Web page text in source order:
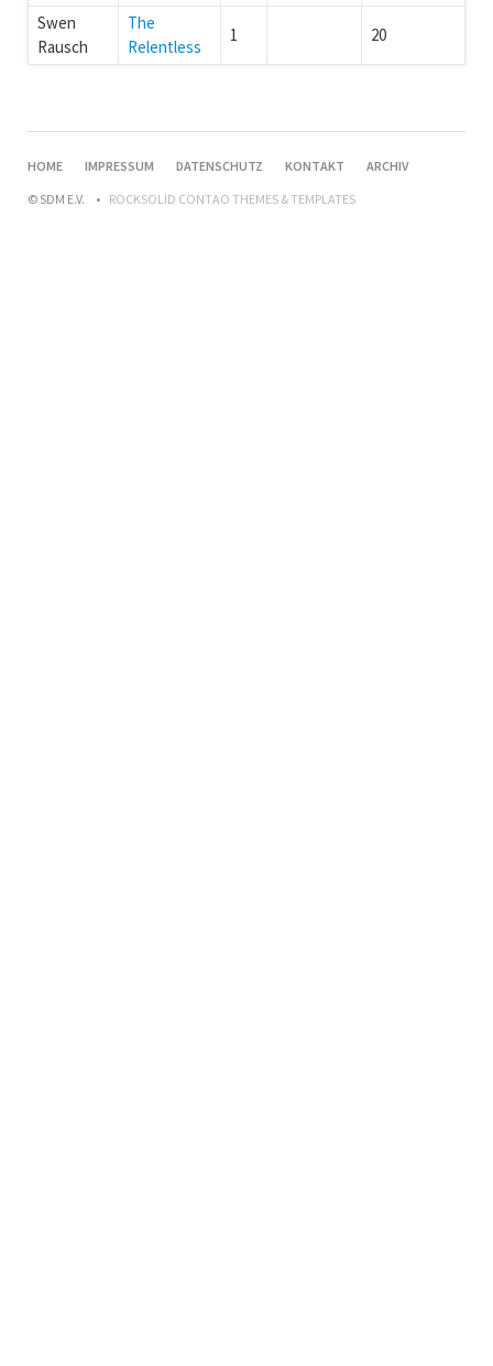
Swen
Rausch
The
Relentless
1 20
HOME IMPRESSUM DATENSCHUTZ KONTAKT
ARCHIV
© SDM E.V.
ROCKSOLID CONTAO THEMES & TEMPLATES